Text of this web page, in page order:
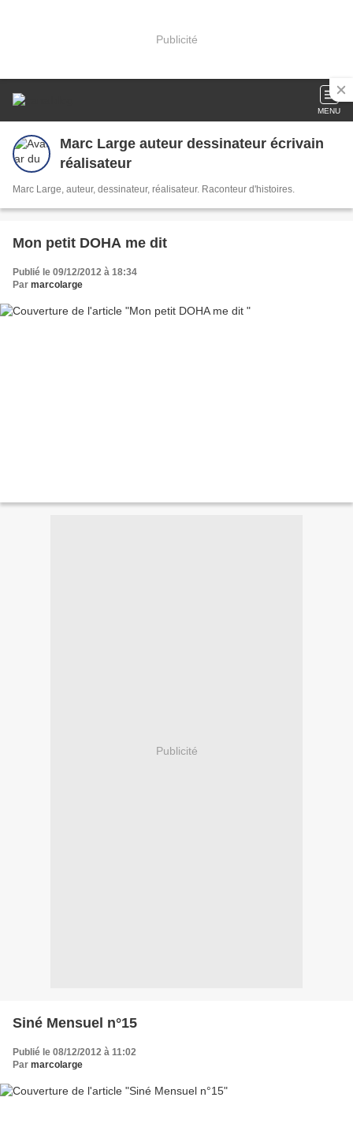
Publicité
MENU
Marc Large auteur dessinateur écrivain
réalisateur
Marc Large, auteur, dessinateur, réalisateur. Raconteur d'histoires.
Mon petit DOHA me dit
Publié le 09/12/2012 à 18:34
Par marcolarge
Publicité
Siné Mensuel n°15
Publié le 08/12/2012 à 11:02
Par marcolarge